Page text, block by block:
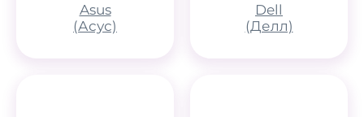
Asus
(Асус)
Dell
(Делл)